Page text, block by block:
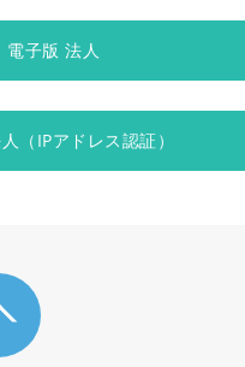
電子版 法人
（IPアドレス認証）